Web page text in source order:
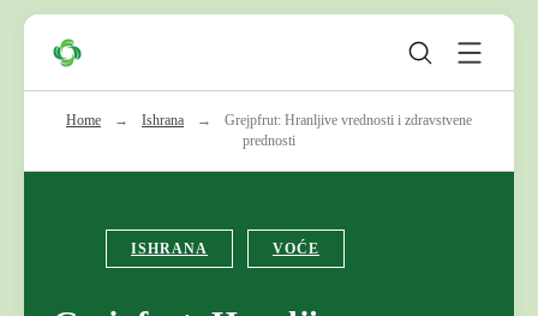
Skip
Zeleni
Home → Ishrana →
Grejpfrut: Hranljive vrednosti i zdravstvene
prednosti
ISHRANA VOĆE